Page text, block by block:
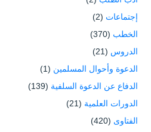
إجتماعات (2)
الخطب (370)
الدروس (21)
الدعوة وأحوال المسلمين (1)
الدفاع عن الدعوة السلفية (139)
الدورات العلمية (21)
الفتاوى (420)